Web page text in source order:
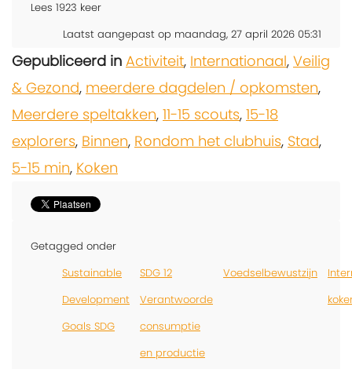
Lees 1923 keer
Laatst aangepast op maandag, 27 april 2026 05:31
Gepubliceerd in Activiteit, Internationaal, Veilig
& Gezond, meerdere dagdelen / opkomsten,
Meerdere speltakken, 11-15 scouts, 15-18
explorers, Binnen, Rondom het clubhuis, Stad,
5-15 min, Koken
Getagged onder
Sustainable
Development
Goals SDG
SDG 12
Verantwoorde
consumptie
en productie
Voedselbewustzijn